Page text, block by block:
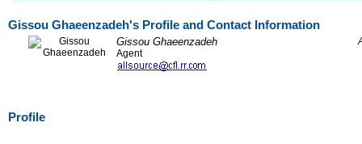
Gissou Ghaeenzadeh's Profile and Contact Information
Gissou Ghaeenzadeh
Agent
Profile